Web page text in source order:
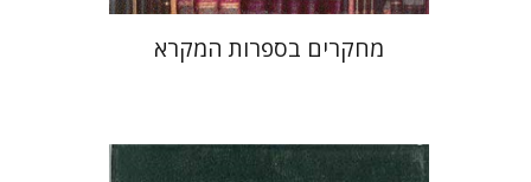
מחקרים בספרות המקרא